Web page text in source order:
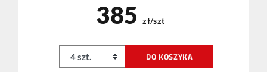
385 zł/szt
DO KOSZYKA